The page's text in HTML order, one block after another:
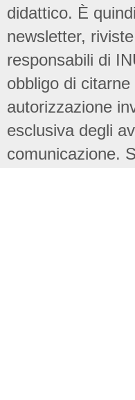
didattico. È
newsletter,
responsabili di
obbligo di
autorizzazione
esclusiva degli
comunicazione.